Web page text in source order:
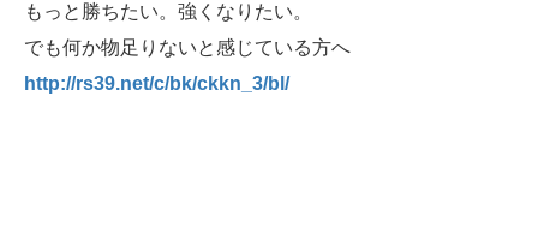
もっと勝ちたい。強くなりたい。
でも何か物足りないと感じている方へ
http://rs39.net/c/bk/ckkn_3/bl/